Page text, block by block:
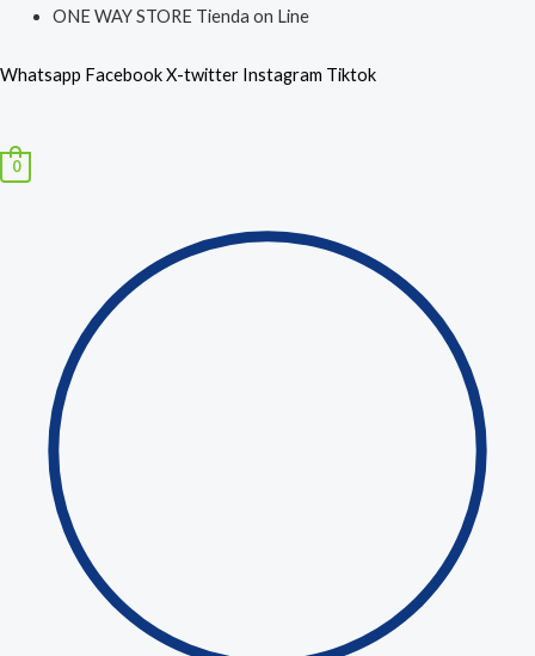
contenido
ONE WAY STORE Tienda on Line
Whatsapp FacebookX-twitter Instagram Tiktok
0
Búsqueda
productos